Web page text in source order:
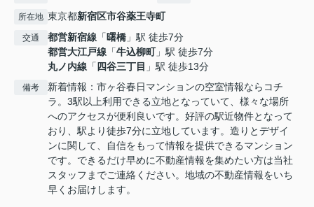
所在地 東京都新宿区市谷薬王寺町
交通 都営新宿線 「曙橋 」駅 徒歩7分
都営大江戸線 「牛込柳町」駅 徒歩7分
丸ノ内線 「 四谷三丁目 」駅 徒歩13分
備考
新着情報：市ヶ谷春日マンションの空室情報ならコチ
ラ。3駅以上利用できる立地となっていて、様々な場所
へのアクセスが便利良いです。好評の駅近物件となって
おり、駅より徒歩7分に立地しています。造りとデザイ
ンに関して、自信をもって情報を提供できるマンション
です。できるだけ早めに不動産情報を集めたい方は当社
スタッフまでご連絡ください。地域の不動産情報をいち
早くお届けします。